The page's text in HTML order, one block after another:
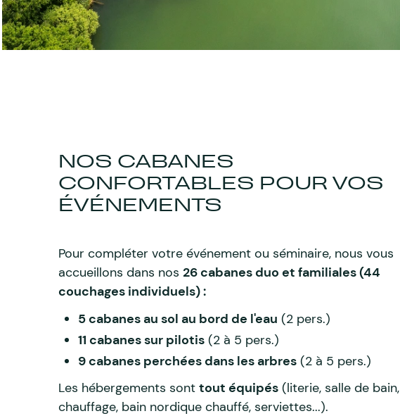
NOS CABANES
CONFORTABLES POUR VOS
ÉVÉNEMENTS
Pour compléter votre événement ou séminaire, nous vous
accueillons dans nos 26 cabanes duo et familiales (44
couchages individuels) :
5 cabanes au sol au bord de l'eau (2 pers.)
11 cabanes sur pilotis (2 à 5 pers.)
9 cabanes perchées dans les arbres (2 à 5 pers.)
Les hébergements sont tout équipés (literie, salle de bain,
chauffage, bain nordique chauffé, serviettes...).